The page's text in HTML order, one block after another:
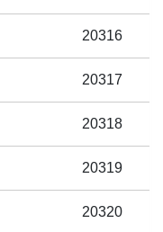
20316
20317
20318
20319
20320